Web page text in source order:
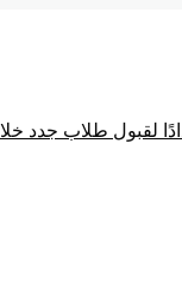
لقبول طلاب جدد